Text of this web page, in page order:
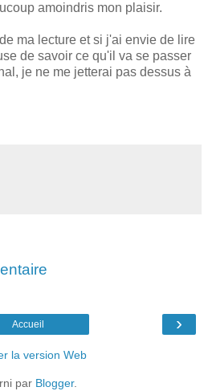
amoindris mon plaisir.
ma lecture et si j'ai envie de lire
de savoir ce qu'il va se passer
je ne me jetterai pas dessus à
›
Accueil
la version Web
par Blogger.